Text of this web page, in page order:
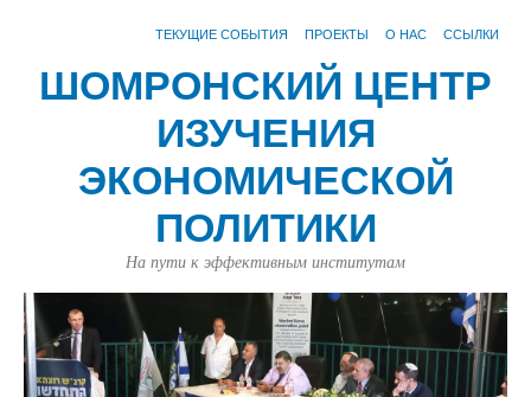
ТЕКУЩИЕ СОБЫТИЯ ПРОЕКТЫ О НАС ССЫЛКИ
ШОМРОНСКИЙ ЦЕНТР
ИЗУЧЕНИЯ
ЭКОНОМИЧЕСКОЙ
ПОЛИТИКИ
На пути к эффективным институтам